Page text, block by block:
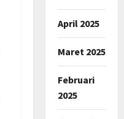
April 2025
Maret 2025
Februari
2025